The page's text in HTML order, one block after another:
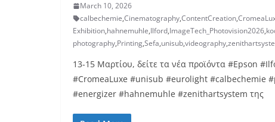
March 10, 2026
calbechemie,Cinematography,ContentCreation,
Exhibition,hahnemuhle,Ilford,ImageTech_Photovision2026,
photography,Printing,Sefa,unisub,videography,
13-15 Μαρτίου, δείτε τα νέα προϊόντα #Epson
#CromeaLuxe #unisub #eurolight #calbechemie
#energizer #hahnemuhle #zenithartsystem της